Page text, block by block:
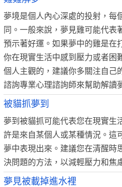
夢境是個人內心深處的投射，每
同。一般來說，夢見雞可能代表
預示著好運。如果夢中的雞是在
你在現實生活中感到壓力或者困
個人主觀的，建議你多關注自己
諮詢專業心理諮詢師來幫助解讀
被貓抓夢到
夢到被貓抓可能代表您在現實生
許是來自某個人或某種情況。這
夢中表現出來。建議您在清醒時
決問題的方法，以減輕壓力和焦
夢見被載掉進水裡